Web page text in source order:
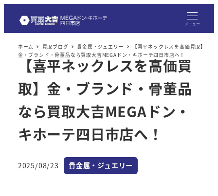
メニュー
ホーム 買取ブログ 貴金属・ジュエリー
【喜平ネックレスを高価買取】
金・ブランド・骨董品なら買取大吉MEGAドン・キホーテ四日市店へ！
【喜平ネックレスを高価買
取】金・ブランド・骨董品
なら買取大吉MEGAドン・
キホーテ四日市店へ！
投稿日
2025/08/23 カテゴリー
貴金属・ジュエリー